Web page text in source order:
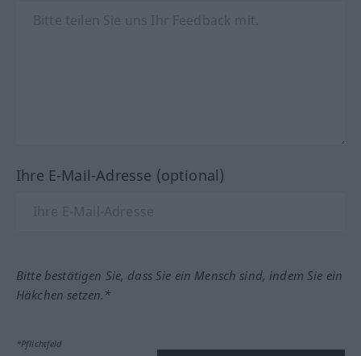
Ihre E-Mail-Adresse (optional)
Bitte bestätigen Sie, dass Sie ein Mensch sind, indem Sie ein
Häkchen setzen.*
*Pflichtfeld